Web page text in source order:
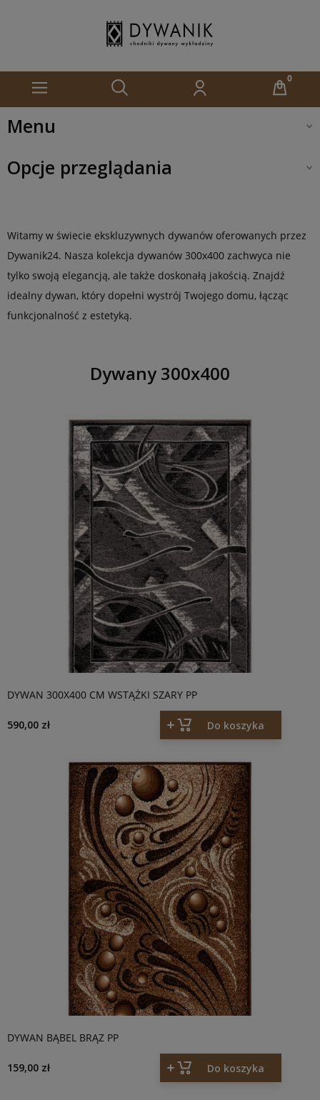
Menu
Opcje przeglądania
Witamy w świecie ekskluzywnych dywanów oferowanych przez
Dywanik24. Nasza kolekcja dywanów 300x400 zachwyca nie
tylko swoją elegancją, ale także doskonałą jakością. Znajdź
idealny dywan, który dopełni wystrój Twojego domu, łącząc
funkcjonalność z estetyką.
Dywany 300x400
DYWAN 300X400 CM WSTĄŻKI SZARY PP
590,00 zł Do koszyka
DYWAN BĄBEL BRĄZ PP
159,00 zł Do koszyka